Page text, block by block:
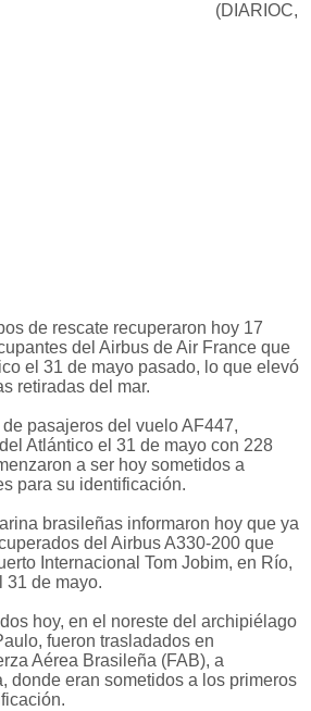
(DIARIOC,
de rescate recuperaron hoy 17
del Airbus de Air France que
el 31 de mayo pasado, lo que elevó
retiradas del mar.
pasajeros del vuelo AF447,
Atlántico el 31 de mayo con 228
a ser hoy sometidos a
para su identificación.
brasileñas informaron hoy que ya
del Airbus A330-200 que
Internacional Tom Jobim, en Río,
31 de mayo.
hoy, en el noreste del archipiélago
fueron trasladados en
Aérea Brasileña (FAB), a
donde eran sometidos a los primeros